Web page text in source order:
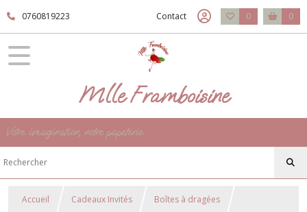
0760819223 Contact 0 0
Mlle Framboisine
Votre imagination, notre papeterie
Accueil Cadeaux Invités Boîtes à dragées